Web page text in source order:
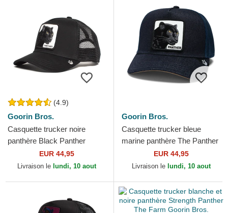
(4.9)
Goorin Bros.
Casquette trucker noire
panthère Black Panther
Goorin Bros.EUR 44,95
Livraison le lundi, 10 aout
Goorin Bros.
Casquette trucker bleue
marine panthère The Panther
Global Core Denim The Farm
Goorin Bros.
EUR 44,95
Livraison le lundi, 10 aout